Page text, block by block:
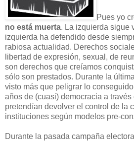
Pues yo
no está muerta. La izquierda sigue
izquierda ha defendido desde
rabiosa actualidad. Derechos
libertad de expresión, sexual, de
son derechos que creíamos conqui
sólo son prestados. Durante la última
visto más que peligrar lo cons
años de (cuasi) democracia a través
pretendían devolver el control de la
instituciones según modelos pre-
Durante la pasada campaña